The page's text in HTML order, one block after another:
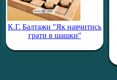
К.Г. Балтажи "Як навчитись
грати в шашки"